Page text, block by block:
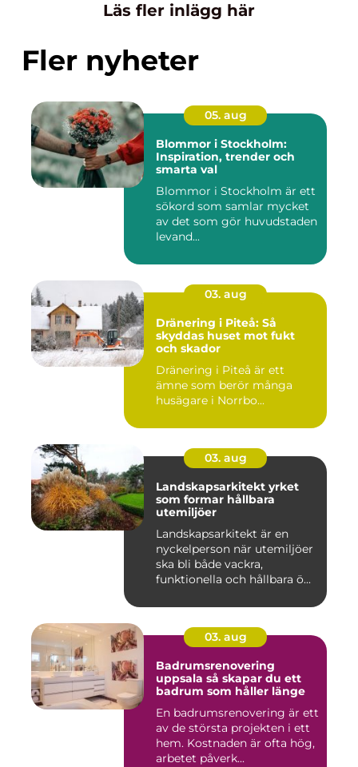
Läs fler inlägg här
Fler nyheter
05. aug
Blommor i Stockholm:
Inspiration, trender och
smarta val
Blommor i Stockholm är ett
sökord som samlar mycket
av det som gör huvudstaden
levand...
03. aug
Dränering i Piteå: Så
skyddas huset mot fukt
och skador
Dränering i Piteå är ett
ämne som berör många
husägare i Norrbo...
03. aug
Landskapsarkitekt yrket
som formar hållbara
utemiljöer
Landskapsarkitekt är en
nyckelperson när utemiljöer
ska bli både vackra,
funktionella och hållbara ö...
03. aug
Badrumsrenovering
uppsala så skapar du ett
badrum som håller länge
En badrumsrenovering är ett
av de största projekten i ett
hem. Kostnaden är ofta hög,
arbetet påverk...